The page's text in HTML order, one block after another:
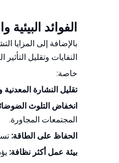
الفوائد
بالإضافة إلى المزايا
النفايات وتقليل التأثير
خاصة:
تقليل النشارة المعدنية
انخفاض التلوث
المجتمعات المجاورة.
الحفاظ على الطاقة:
بيئة عمل أكثر نظافة: